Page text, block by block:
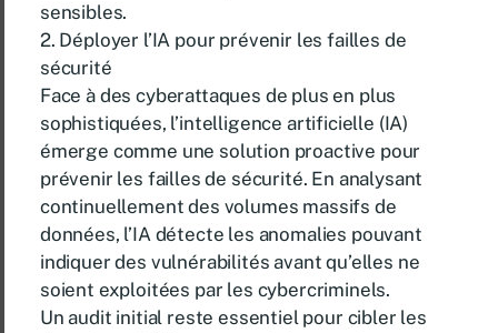
sensibles.
2. Déployer l’IA pour prévenir les failles de
sécurité
Face à des cyberattaques de plus en plus
sophistiquées, l’intelligence artificielle (IA)
émerge comme une solution proactive pour
prévenir les failles de sécurité. En analysant
continuellement des volumes massifs de
données, l’IA détecte les anomalies pouvant
indiquer des vulnérabilités avant qu’elles ne
soient exploitées par les cybercriminels.
Un audit initial reste essentiel pour cibler les